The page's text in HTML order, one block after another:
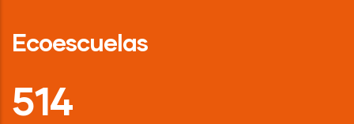
Ecoescuelas
718